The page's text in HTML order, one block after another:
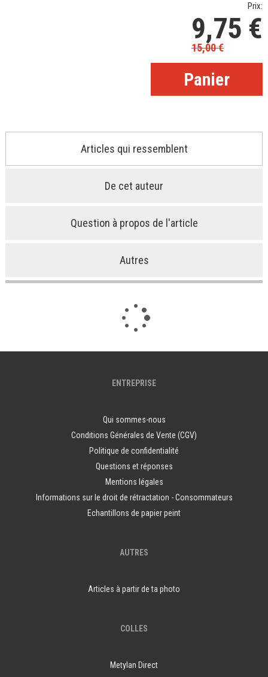
Prix:
9,75 €
15,00€
Articles qui ressemblent
De cet auteur
Question à propos de l'article
Autres
ENTREPRISE
Qui sommes-nous
Conditions Générales de Vente (CGV)
Politique de confidentialité
Questions et réponses
Mentions légales
Informations sur le droit de rétractation - Consommateurs
Echantillons de papier peint
AUTRES
Articles à partir de ta photo
COLLES
Metylan Direct